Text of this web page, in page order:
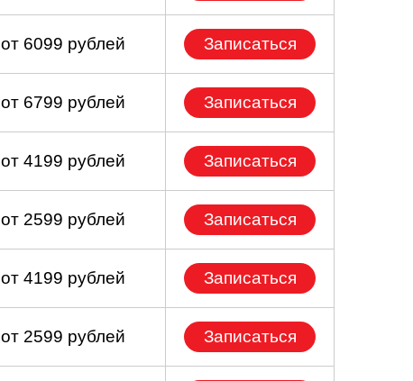
от 6099 рублей Записаться
от 6799 рублей Записаться
от 4199 рублей Записаться
от 2599 рублей Записаться
от 4199 рублей Записаться
от 2599 рублей Записаться